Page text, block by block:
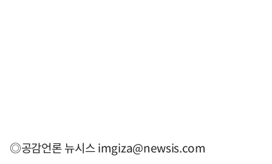
◎공감언론 뉴시스imgiza@newsis.com